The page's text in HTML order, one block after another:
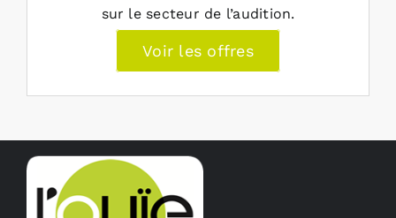
sur le secteur de l’audition.
Voir les offres